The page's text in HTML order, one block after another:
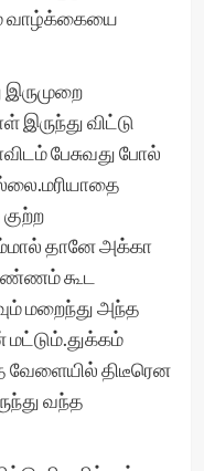
வாழ்க்கையை
இருமுறை
இருந்து விட்டு
பேசுவது போல்
தானே அக்கா
கூட
மறைந்து அந்த
திடீரென
வந்த